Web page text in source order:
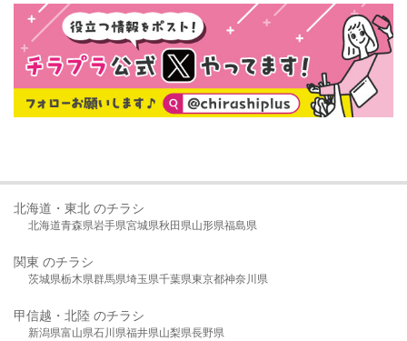
北海道・東北 のチラシ
北海道青森県岩手県宮城県秋田県山形県福島県
関東 のチラシ
茨城県栃木県群馬県埼玉県千葉県東京都神奈川県
甲信越・北陸 のチラシ
新潟県富山県石川県福井県山梨県長野県